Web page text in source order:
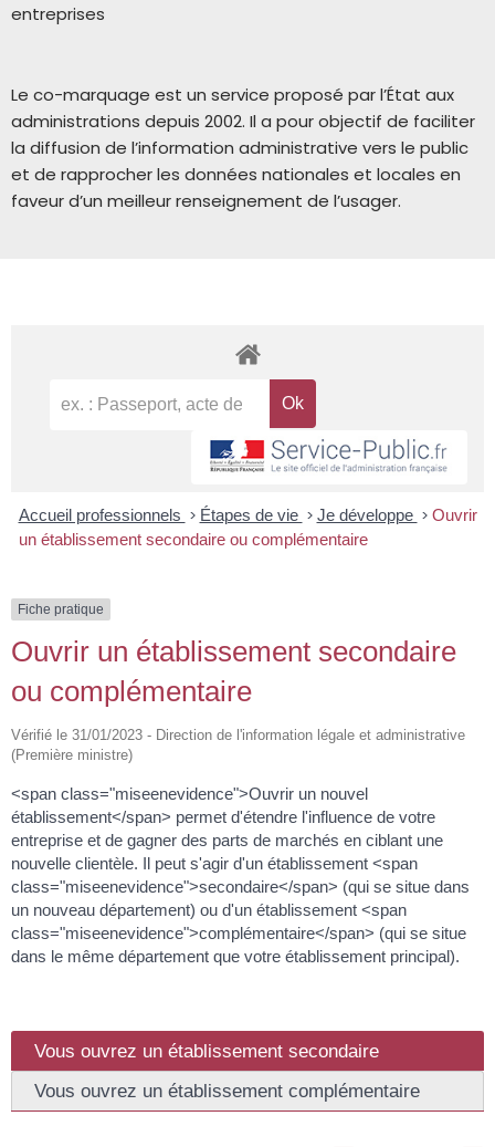
entreprises
Le co-marquage est un service proposé par l’État aux
administrations depuis 2002. Il a pour objectif de faciliter
la diffusion de l’information administrative vers le public
et de rapprocher les données nationales et locales en
faveur d’un meilleur renseignement de l’usager.
Accueil professionnels > Étapes de vie > Je développe > Ouvrir
un établissement secondaire ou complémentaire
Fiche pratique
Ouvrir un établissement secondaire
ou complémentaire
Vérifié le 31/01/2023 - Direction de l'information légale et administrative
(Première ministre)
<span class="miseenevidence">Ouvrir un nouvel
établissement</span> permet d'étendre l'influence de votre
entreprise et de gagner des parts de marchés en ciblant une
nouvelle clientèle. Il peut s'agir d'un établissement <span
class="miseenevidence">secondaire</span> (qui se situe dans
un nouveau département) ou d'un établissement <span
class="miseenevidence">complémentaire</span> (qui se situe
dans le même département que votre établissement principal).
Vous ouvrez un établissement secondaire
Vous ouvrez un établissement complémentaire